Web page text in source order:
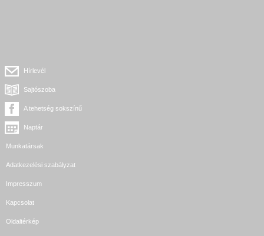
Hírlevél
Sajtószoba
A tehetség sokszínű
Naptár
Munkatársak
Adatkezelési szabályzat
Impresszum
Kapcsolat
Oldaltérkép